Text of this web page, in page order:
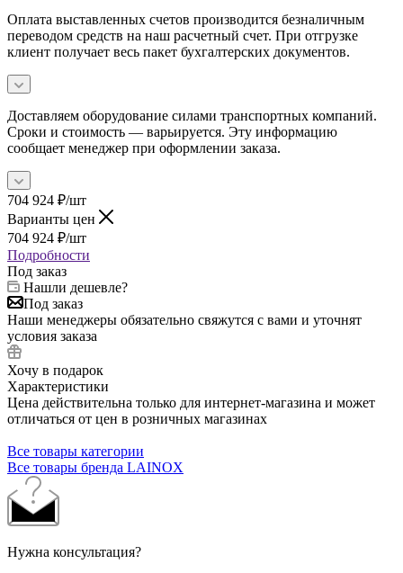
Оплата выставленных счетов производится безналичным
переводом средств на наш расчетный счет. При отгрузке
клиент получает весь пакет бухгалтерских документов.
Доставляем оборудование силами транспортных компаний.
Сроки и стоимость — варьируется. Эту информацию
сообщает менеджер при оформлении заказа.
704 924 ₽/шт
Варианты цен
704 924 ₽/шт
Подробности
Под заказ
Нашли дешевле?
Под заказ
Наши менеджеры обязательно свяжутся с вами и уточнят
условия заказа
Хочу в подарок
Характеристики
Цена действительна только для интернет-магазина и может
отличаться от цен в розничных магазинах
Все товары категории
Все товары бренда LAINOX
Нужна консультация?